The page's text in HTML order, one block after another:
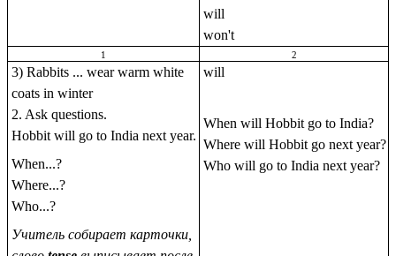
will
won't
1 2
3) Rabbits ... wear warm white
coats in winter
2. Ask questions.
Hobbit will go to India next year.
When...?
Where...?
Who...?
Учитель собирает карточки,
will
When will Hobbit go to India?
Where will Hobbit go next year?
Who will go to India next year?